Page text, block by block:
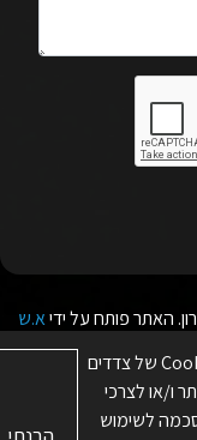
האתר פותח על ידיא.ש
נגישות | ניהול
לידיעתך, באתר זה נעשה שימוש בקבצי Cookies של צדדים
או לצרכי
לשימוש